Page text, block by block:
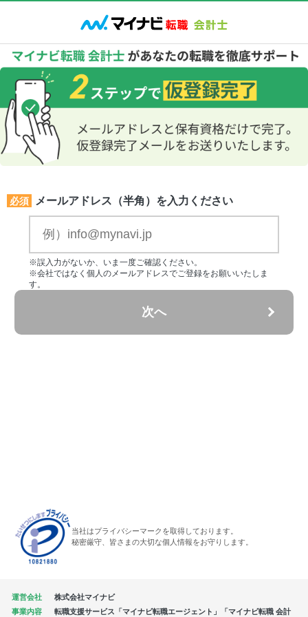
必須 メールアドレス（半角）を入力ください
※誤入力がないか、いま一度ご確認ください。
※会社ではなく個人のメールアドレスでご登録をお願いいたしま
す。
次へ
当社はプライバシーマークを取得しております。
秘密厳守、皆さまの大切な個人情報をお守りします。
運営会社
株式会社マイナビ
事業内容
転職支援サービス「マイナビ転職エージェント」「マイナビ転職 会計